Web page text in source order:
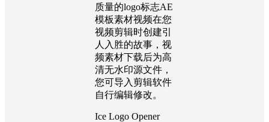
质量的logo标志AE
模板素材视频在您
视频剪辑时创建引
人入胜的故事，视
频素材下载后为高
清无水印源文件，
您可导入剪辑软件
自行编辑修改。
Ice Logo Opener